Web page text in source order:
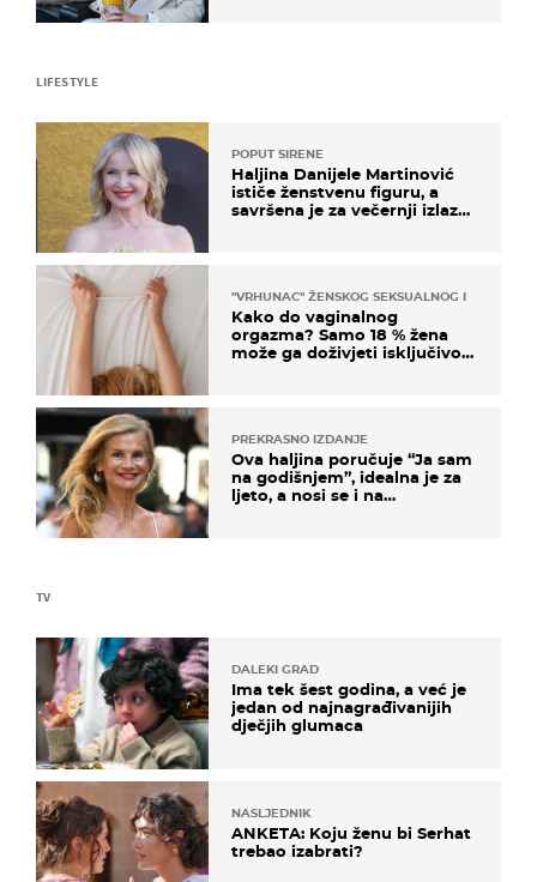
TV
DALEKI GRAD
Ima tek šest godina, a već je
jedan od najnagrađivanijih
dječjih glumaca
NASLJEDNIK
ANKETA: Koju ženu bi Serhat
trebao izabrati?
LIFESTYLE
POPUT SIRENE
Haljina Danijele Martinović
ističe ženstvenu figuru, a
savršena je za večernji izlazak
"VRHUNAC" ŽENSKOG SEKSUALNOG ISKUSTVA
Kako do vaginalnog
orgazma? Samo 18 % žena
može ga doživjeti isključivo
PREKRASNO IZDANJE
Ova haljina poručuje “Ja sam
na godišnjem”, idealna je za
ljeto, a nosi se i na